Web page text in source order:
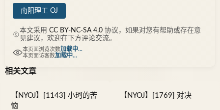
南阳理工 OJ
本文采用 CC BY-NC-SA 4.0协议，如果对您有帮助或存在意
见建议，欢迎在下方评论交流。
本页面浏览次数加载中...
本页面访客数加载中...
相关文章
【NYOJ】[1143] 小珂的苦
恼
【NYOJ】[1769] 对决